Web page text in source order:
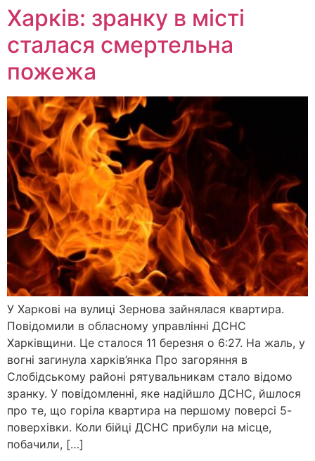
Харків: зранку в місті
сталася смертельна
пожежа
У Харкові на вулиці Зернова зайнялася квартира.
Повідомили в обласному управлінні ДСНС
Харківщини. Це сталося 11 березня о 6:27. На жаль, у
вогні загинула харків’янка Про загоряння в
Слобідському районі рятувальникам стало відомо
зранку. У повідомленні, яке надійшло ДСНС, йшлося
про те, що горіла квартира на першому поверсі 5-
поверхівки. Коли бійці ДСНС прибули на місце,
побачили, […]